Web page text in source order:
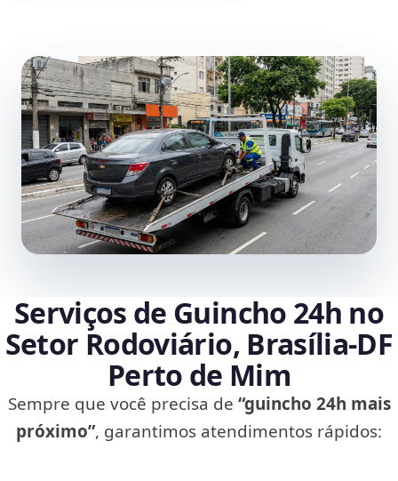
Serviços de Guincho 24h no
Setor Rodoviário, Brasília‑DF
Perto de Mim
Sempre que você precisa de “guincho 24h mais
próximo”, garantimos atendimentos rápidos: